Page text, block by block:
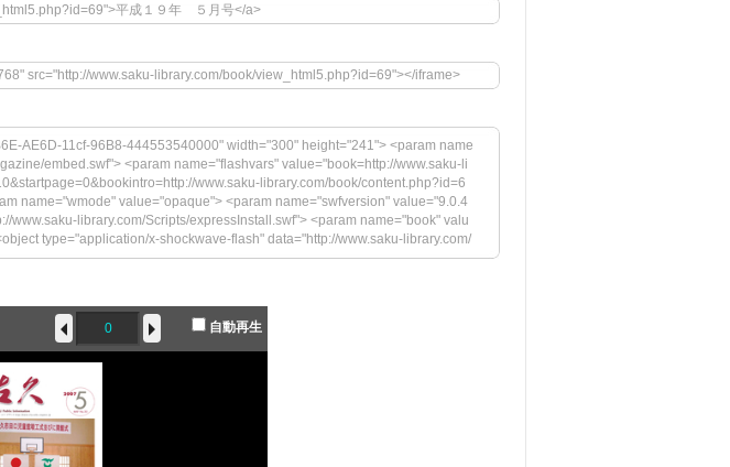
平成１９年 ５月号</a>
src="http://www.saku-library.com/book/view_html5.php?id=69"></iframe>
AE6D-11cf-96B8-444553540000" width="300" height="241"> <param name
embed.swf"> <param name="flashvars" value="book=http://www.saku-li
www.saku-library.com/book/content.php?id=6
name="wmode" value="opaque"> <param name="swfversion" value="9.0.4
www.saku-library.com/Scripts/expressInstall.swf"> <param name="book" valu
type="application/x-shockwave-flash" data="http://www.saku-library.com/
<!--<![endif]--> <param name="quality" value="high"> <param name="flashvar
0009/51/&theme=1&preview=10&startpage=0&bookintro=http://www.saku-lib
value="opaque"> <param name="swfversion" value="9.0.45.0"> <
library.com/Scripts/expressInstall.swf"> <param name="book" value="htt
ンツの表示には、Adobe Flash Playerの最新バージョンが必要です。</h4> <
src="http://www.adobe.com/images/shared/download_buttons/get_fl
自動再生